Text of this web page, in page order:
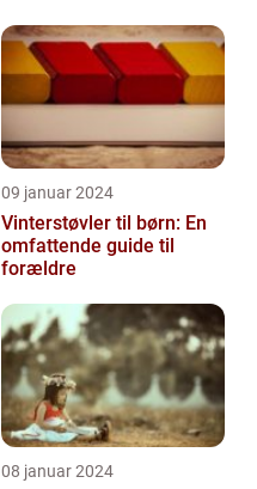
09 januar 2024
Vinterstøvler til børn: En
omfattende guide til
forældre
08 januar 2024